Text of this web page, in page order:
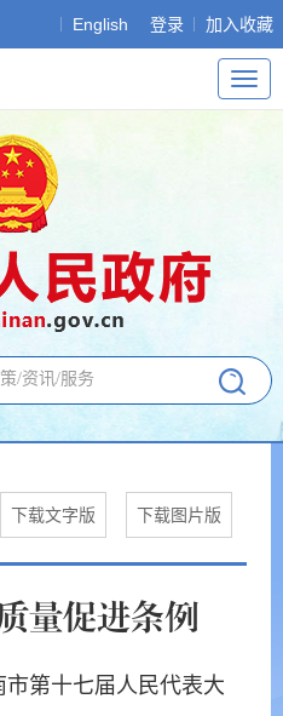
English 登录 加入收藏
导
航
下载文字版 下载图片版
量促进条例
市第十七届人民代表大